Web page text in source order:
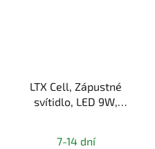
LTX Cell, Zápustné
svítidlo, LED 9W,
7-14 dní